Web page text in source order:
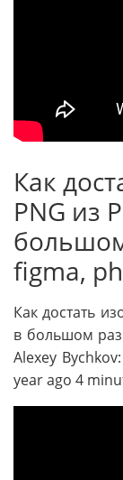
Как
PNG из
figma,
Как достать
в большом
Alexey
year ago 4